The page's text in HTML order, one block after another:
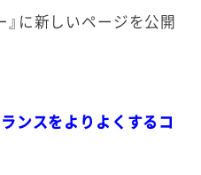
』に新しいページを公開
ランスをよりよくするコ